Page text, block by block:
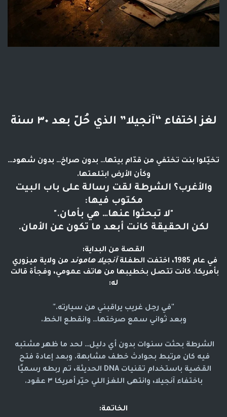
لغز اختفاء “آنجيلا” الذي حُلّ بعد ٣٠ سنة
وكأن الأرض ابتلعتها.
والأغرب؟ الشرطة لقت رسالة على باب البيت
مكتوب فيها:
"لا تبحثوا عنها… هي بأمان."
لكن الحقيقة كانت أبعد ما تكون عن الأمان.
القصة من البداية:
في عام 1985، اختفت الطفلة
آنجيلا هاموند
له:
"في رجل غريب يراقبني من سيارته."
وبعد ثواني سمع صرختها… وانقطع الخط.
باختفاء آنجيلا، وانتهى اللغز اللي حيّر أمريكا ٣ عقود.
الخاتمة: